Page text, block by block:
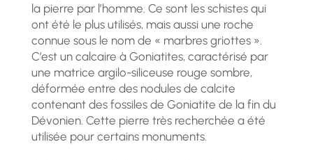
la pierre par l’homme. Ce sont les schistes qui
ont été le plus utilisés, mais aussi une roche
connue sous le nom de « marbres griottes ».
C’est un calcaire à Goniatites, caractérisé par
une matrice argilo-siliceuse rouge sombre,
déformée entre des nodules de calcite
contenant des fossiles de Goniatite de la fin du
Dévonien. Cette pierre très recherchée a été
utilisée pour certains monuments.